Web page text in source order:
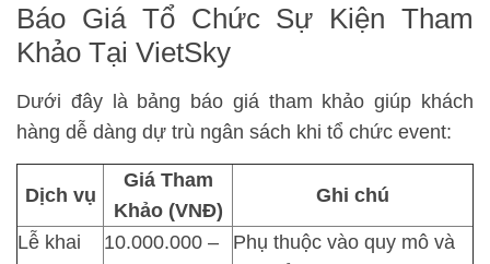
Báo Giá Tổ Chức Sự Kiện Tham
Khảo Tại VietSky
Dưới đây là bảng báo giá tham khảo giúp khách
hàng dễ dàng dự trù ngân sách khi tổ chức event:
Dịch vụ
Giá Tham
Khảo (VNĐ)
Ghi chú
Lễ khai
10.000.000 –
Phụ thuộc vào quy mô và